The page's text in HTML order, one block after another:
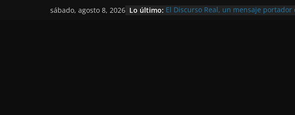
sábado, agosto 8, 2026 Lo último: El Discurso Real, un mensaje portador
Extranjero: al servicio de los grandes